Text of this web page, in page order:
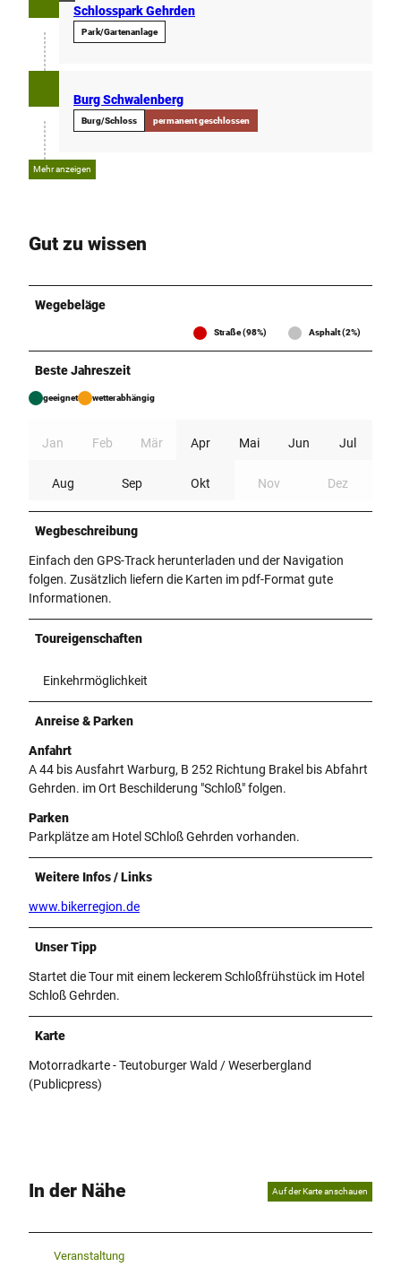
Schlosspark Gehrden
Park/Gartenanlage
Burg Schwalenberg
Burg/Schloss permanent geschlossen
Mehr anzeigen
Gut zu wissen
Wegebeläge
Straße (98%) Asphalt (2%)
Beste Jahreszeit
geeignet wetterabhängig
Jan Feb Mär Apr Mai Jun Jul
Aug Sep Okt Nov Dez
Wegbeschreibung
Einfach den GPS-Track herunterladen und der Navigation
folgen. Zusätzlich liefern die Karten im pdf-Format gute
Informationen.
Toureigenschaften
Einkehrmöglichkeit
Anreise & Parken
Anfahrt
A 44 bis Ausfahrt Warburg, B 252 Richtung Brakel bis Abfahrt
Gehrden. im Ort Beschilderung "Schloß" folgen.
Parken
Parkplätze am Hotel SChloß Gehrden vorhanden.
Weitere Infos / Links
www.bikerregion.de
Unser Tipp
Startet die Tour mit einem leckerem Schloßfrühstück im Hotel
Schloß Gehrden.
Karte
Motorradkarte - Teutoburger Wald / Weserbergland
(Publicpress)
In der Nähe Auf der Karte anschauen
Veranstaltung